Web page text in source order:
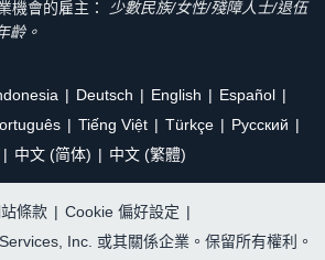
機會的雇主：
少數民族/女性/殘障人士/退伍
齡。
Deutsch English
Español
Tiếng Việt Türkçe
Ρусский
中文 (简体) 中文 (繁體)
條款 | Cookie 偏好設定 |
Inc. 或其關係企業。保留所有權利。